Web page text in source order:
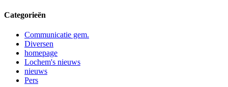
Categorieën
Communicatie gem.
Diversen
homepage
Lochem's nieuws
nieuws
Pers